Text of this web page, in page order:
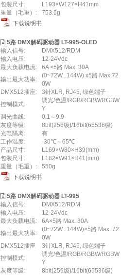
包装尺寸:
L193×W127×H41mm
重量（毛重）:
753.6g
下载说明书
5路 DMX解码驱动器 LT-995-OLED
输入信号:
DMX512/RDM
输入电压:
12-24Vdc
最大负载电流:
6A ×5路 Max. 30A
输出最大功率:
(0~72W...144W) x5路 Max.72
0W
DMX512插座:
3针XLR, RJ45, 绿色端子
控制模式:
调光/色温/RGB/RGBW/RGBW
Y
调光曲线:
0.1～9.9
灰度等级:
8bit(256级)/16bit(65536级)
光电隔离:
有
工作温度:
-30℃～65℃
产品尺寸:
L169×W80×H39(mm)
包装尺寸:
L182×W91×H41(mm)
重量（毛重）:
550g
下载说明书
5路 DMX解码驱动器 LT-995
输入信号:
DMX512/RDM
输入电压:
12-24Vdc
最大负载电流:
6A×5路 Max. 30A
输出最大功率:
(0~72W...144W)×5路 Max. 72
0W
DMX512插座
3针XLR, RJ45, 绿色端子
控制模式:
调光/色温/RGB/RGBW/RGBW
Y
灰度等级:
8bit(256级)/16bit(65536级)